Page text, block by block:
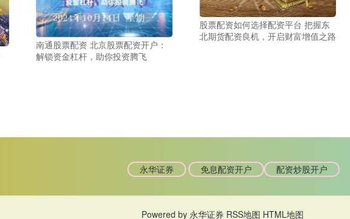
南通股票配资 北京股票配资开户：
解锁资金杠杆，助你投资腾飞
股票配资如何选择配资平台 把握东
北期货配资良机，开启财富增值之路
永华证券 免息配资开户 配资炒股开户
Powered by 永华证券 RSS地图 HTML地图